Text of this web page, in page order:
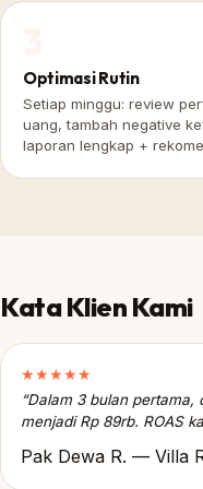
Optimasi Rutin
Setiap minggu: review
uang, tambah negative
laporan lengkap +
Kata Klien Kami
★★★★★
“Dalam 3 bulan
menjadi Rp 89rb. ROAS
Pak Dewa R. — Villa